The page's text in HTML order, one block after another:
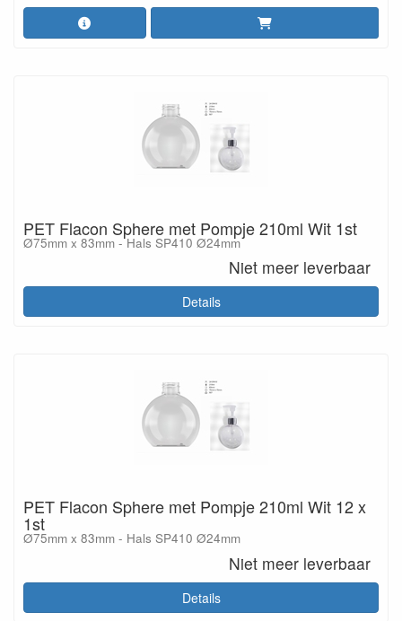
PET Flacon Sphere met Pompje 210ml Wit 1st
Ø75mm x 83mm - Hals SP410 Ø24mm
Niet meer leverbaar
Details
PET Flacon Sphere met Pompje 210ml Wit 12 x
1st
Ø75mm x 83mm - Hals SP410 Ø24mm
Niet meer leverbaar
Details